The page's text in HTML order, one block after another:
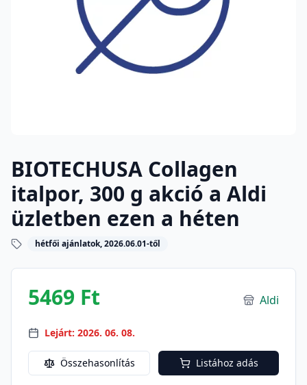
BIOTECHUSA Collagen
italpor, 300 g akció a Aldi
üzletben ezen a héten
hétfői ajánlatok, 2026.06.01-től
5469 Ft Aldi
Lejárt: 2026. 06. 08.
Összehasonlítás Listához adás